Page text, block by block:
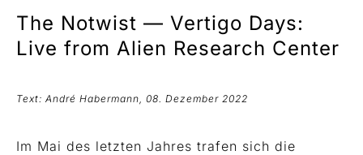
The Notwist — Vertigo Days:
Live from Alien Research Center
Text: André Habermann, 08. Dezember 2022
Im Mai des letzten Jahres trafen sich die